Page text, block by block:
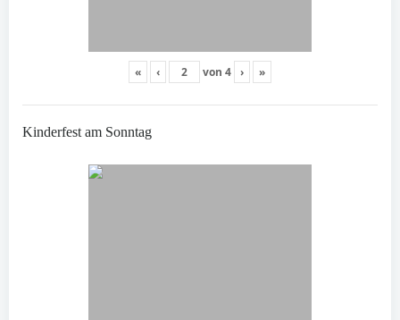
« ‹ von 4 › »
Kinderfest am Sonntag